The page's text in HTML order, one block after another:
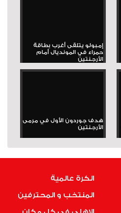
إمبولو يتلقى أغرب بطاقة
حمراء في المونديال أمام
الأرجنتين
هدف جوردون الأول في مرمى
الأرجنتين
الكرة عالمية
المنتخب و المحترفين